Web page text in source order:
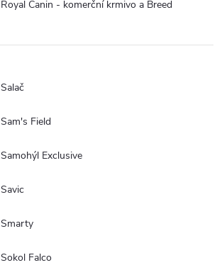
Royal Canin - komerční krmivo a Breed
Salač
Sam's Field
Samohýl Exclusive
Savic
Smarty
Sokol Falco